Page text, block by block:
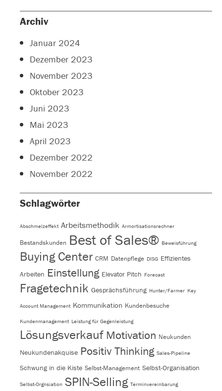
Archiv
Januar 2024
Dezember 2023
November 2023
Oktober 2023
Juni 2023
Mai 2023
April 2023
Dezember 2022
November 2022
Schlagwörter
Abschmelzeffekt Arbeitsmethodik Armortisationsrechner
Bestandskunden Best of Sales® Beweisführung
Buying Center CRM Datenpflege DISG Effizientes
Arbeiten Einstellung Elevator Pitch Forecast
Fragetechnik Gesprächsführung Hunter/Farmer Key
Account Management Kommunikation Kundenbesuche
Kundenmanagement Leistung für Gegenleistung
Lösungsverkauf Motivation Neukunden
Neukundenakquise Positiv Thinking Sales-Pipeline
Schwung in die Kiste Selbst-Management Selbst-Organisation
Selbst-Orgnsiation SPIN-Selling Terminvereinbarung